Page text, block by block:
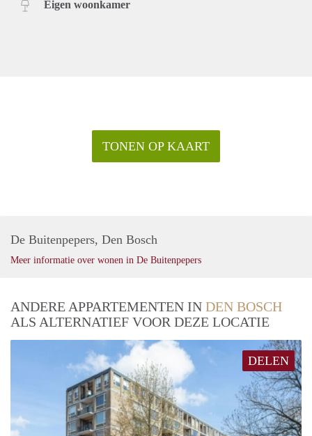
Eigen woonkamer
TONEN OP KAART
De Buitenpepers, Den Bosch
Meer informatie over wonen in De Buitenpepers
ANDERE APPARTEMENTEN IN DEN BOSCH
ALS ALTERNATIEF VOOR DEZE LOCATIE
DELEN